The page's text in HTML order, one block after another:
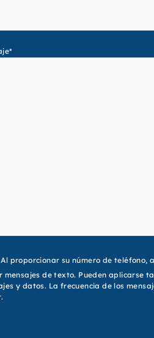
*
Al proporcionar su número de teléfono,
mensajes de texto. Pueden aplicarse
y datos. La frecuencia de los